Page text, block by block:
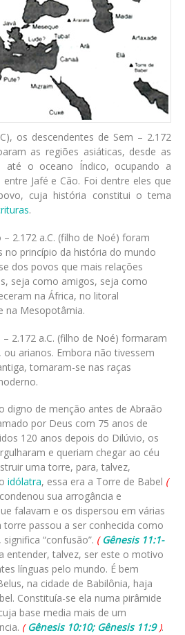
os descendentes de Sem – 2.172
as regiões asiáticas, desde as
até o oceano Índico, ocupando a
Jafé e Cão. Foi dentre eles que
cuja história constitui o tema
.
– 2.172 a.C. (filho de Noé) foram
no princípio da história do mundo
dos povos que mais relações
seja como amigos, seja como
na África, no litoral
na Mesopotâmia.
– 2.172 a.C. (filho de Noé) formaram
arianos. Embora não tivessem
tornaram-se nas raças
digno de menção antes de Abraão
por Deus com 75 anos de
120 anos depois do Dilúvio, os
e queriam chegar ao céu
uma torre, para, talvez,
idólatra, essa era a Torre de Babel (
sua arrogância e
falavam e os dispersou em várias
torre passou a ser conhecida como
“confusão”. (Gênesis 11:1-
entender, talvez, ser este o motivo
línguas pelo mundo. É bem
na cidade de Babilônia, haja
Constituía-se ela numa pirâmide
base media mais de um
(Gênesis 10:10; Gênesis 11:9).